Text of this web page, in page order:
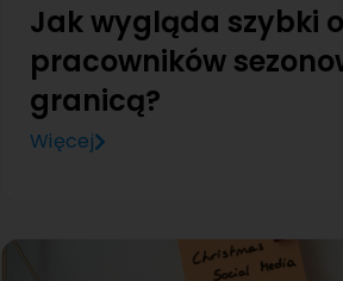
Jak wygląda szybki
pracowników
granicą?
Więcej